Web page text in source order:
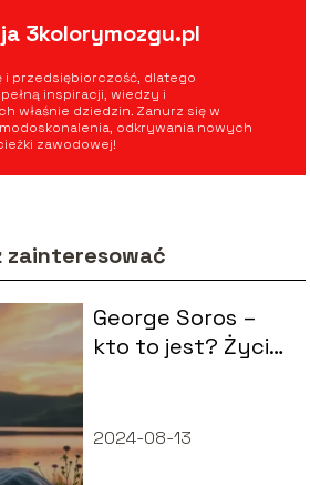
3kolorymozgu.pl
i przedsiębiorczość, dlatego
inspiracji, wiedzy i
właśnie dziedzin. Zanurz się w
odkrywania nowych
zawodowej!
zainteresować
George Soros –
kto to jest? Życie,
2024-08-13